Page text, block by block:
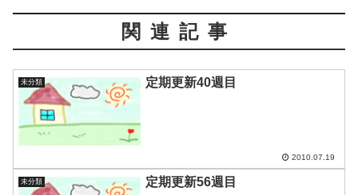
関連記事
未分類 定期更新40週目
2010.07.19
未分類 定期更新56週目